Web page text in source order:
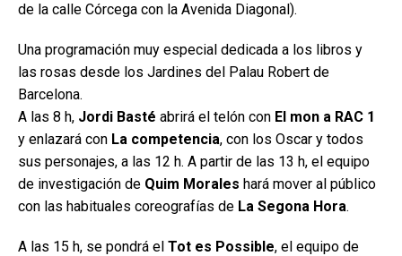
de la calle Córcega con la Avenida Diagonal).
Una programación muy especial dedicada a los libros y
las rosas desde los Jardines del Palau Robert de
Barcelona.
A las 8 h, Jordi Basté abrirá el telón con El mon a RAC 1
y enlazará con La competencia, con los Oscar y todos
sus personajes, a las 12 h. A partir de las 13 h, el equipo
de investigación de Quim Morales hará mover al público
con las habituales coreografías de La Segona Hora.
A las 15 h, se pondrá el Tot es Possible, el equipo de